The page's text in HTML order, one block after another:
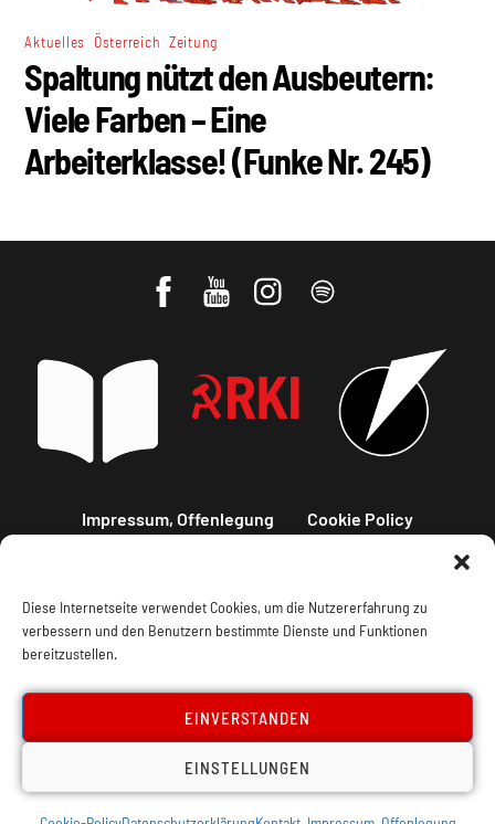
Diese Internetseite verwendet Cookies, um die Nutzererfahrung zu
verbessern und den Benutzern bestimmte Dienste und Funktionen
bereitzustellen.
EINVERSTANDEN
EINSTELLUNGEN
Aktuelles Österreich Zeitung
Spaltung nützt den Ausbeutern:
Viele Farben – Eine
Arbeiterklasse! (Funke Nr. 245)
Impressum, Offenlegung Cookie Policy